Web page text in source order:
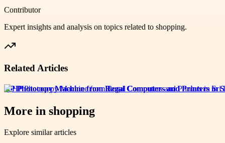
Contributor
Expert insights and analysis on topics related to shopping.
Related Articles
HP Photocopy Machine from Regal Computers and Printers in
More in shopping
Explore similar articles